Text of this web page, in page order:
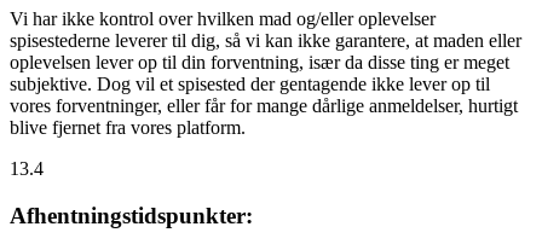
Vi har ikke kontrol over hvilken mad og/eller oplevelser
spisestederne leverer til dig, så vi kan ikke garantere, at maden eller
oplevelsen lever op til din forventning, især da disse ting er meget
subjektive. Dog vil et spisested der gentagende ikke lever op til
vores forventninger, eller får for mange dårlige anmeldelser, hurtigt
blive fjernet fra vores platform.
13.4
Afhentningstidspunkter: